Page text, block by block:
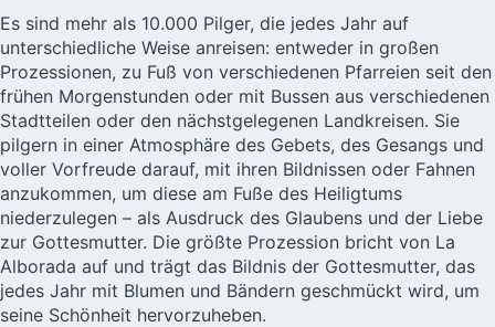
Es sind mehr als 10.000 Pilger, die jedes Jahr auf
unterschiedliche Weise anreisen: entweder in großen
Prozessionen, zu Fuß von verschiedenen Pfarreien seit den
frühen Morgenstunden oder mit Bussen aus verschiedenen
Stadtteilen oder den nächstgelegenen Landkreisen. Sie
pilgern in einer Atmosphäre des Gebets, des Gesangs und
voller Vorfreude darauf, mit ihren Bildnissen oder Fahnen
anzukommen, um diese am Fuße des Heiligtums
niederzulegen – als Ausdruck des Glaubens und der Liebe
zur Gottesmutter. Die größte Prozession bricht von La
Alborada auf und trägt das Bildnis der Gottesmutter, das
jedes Jahr mit Blumen und Bändern geschmückt wird, um
seine Schönheit hervorzuheben.